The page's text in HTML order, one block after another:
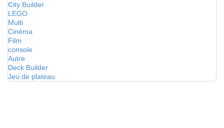
City Builder
LEGO
Multi
Cinéma
Film
console
Autre
Deck Builder
Jeu de plateau